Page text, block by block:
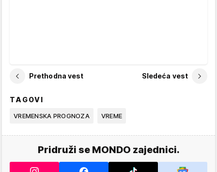
Prethodna vest Sledeća vest
TAGOVI
VREMENSKA PROGNOZA VREME
Pridruži se MONDO zajednici.